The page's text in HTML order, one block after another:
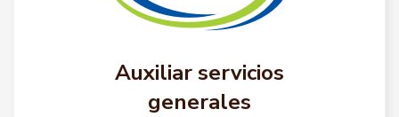
Auxiliar servicios
generales